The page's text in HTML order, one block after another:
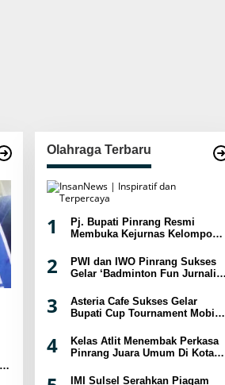
Olahraga Terbaru
1
Pj. Bupati Pinrang Resmi
Membuka Kejurnas Kelompok
Tahun 2024
2
PWI dan IWO Pinrang Sukses
Gelar ‘Badminton Fun Jurnalis
3
Asteria Cafe Sukses Gelar
Bupati Cup Tournament Mobile
Juta
4
Kelas Atlit Menembak Perkasa
Pinrang Juara Umum Di Kota
IMI Sulsel Serahkan Piagam